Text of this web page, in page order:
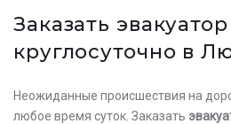
Заказать эвакуатор
круглосуточно в
Неожиданные происшествия на
любое время суток. Заказать